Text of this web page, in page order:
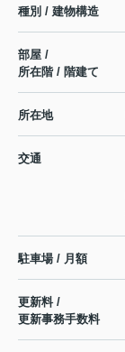
種別 / 建物構造
部屋 /
所在階 / 階建て
所在地
交通
駐車場 / 月額
更新料 /
更新事務手数料